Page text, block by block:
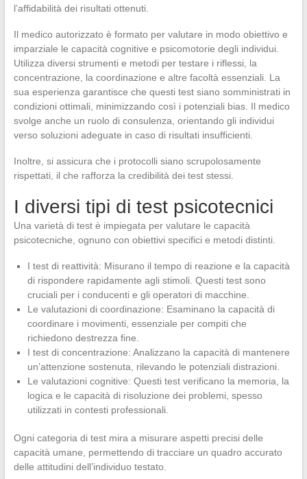
l’affidabilità dei risultati ottenuti.
Il medico autorizzato è formato per valutare in modo obiettivo e
imparziale le capacità cognitive e psicomotorie degli individui.
Utilizza diversi strumenti e metodi per testare i riflessi, la
concentrazione, la coordinazione e altre facoltà essenziali. La
sua esperienza garantisce che questi test siano somministrati in
condizioni ottimali, minimizzando così i potenziali bias. Il medico
svolge anche un ruolo di consulenza, orientando gli individui
verso soluzioni adeguate in caso di risultati insufficienti.
Inoltre, si assicura che i protocolli siano scrupolosamente
rispettati, il che rafforza la credibilità dei test stessi.
I diversi tipi di test psicotecnici
Una varietà di test è impiegata per valutare le capacità
psicotecniche, ognuno con obiettivi specifici e metodi distinti.
I test di reattività: Misurano il tempo di reazione e la capacità
di rispondere rapidamente agli stimoli. Questi test sono
cruciali per i conducenti e gli operatori di macchine.
Le valutazioni di coordinazione: Esaminano la capacità di
coordinare i movimenti, essenziale per compiti che
richiedono destrezza fine.
I test di concentrazione: Analizzano la capacità di mantenere
un’attenzione sostenuta, rilevando le potenziali distrazioni.
Le valutazioni cognitive: Questi test verificano la memoria, la
logica e le capacità di risoluzione dei problemi, spesso
utilizzati in contesti professionali.
Ogni categoria di test mira a misurare aspetti precisi delle
capacità umane, permettendo di tracciare un quadro accurato
delle attitudini dell’individuo testato.